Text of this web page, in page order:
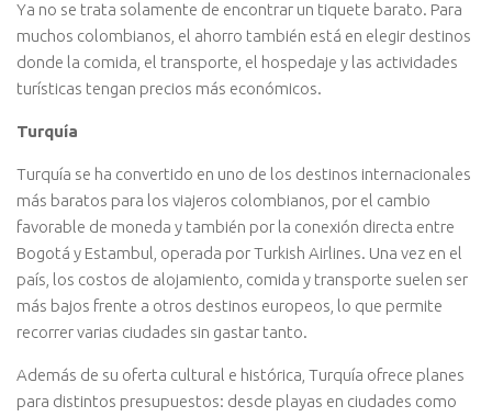
Ya no se trata solamente de encontrar un tiquete barato. Para
muchos colombianos, el ahorro también está en elegir destinos
donde la comida, el transporte, el hospedaje y las actividades
turísticas tengan precios más económicos.
Turquía
Turquía se ha convertido en uno de los destinos internacionales
más baratos para los viajeros colombianos, por el cambio
favorable de moneda y también por la conexión directa entre
Bogotá y Estambul, operada por Turkish Airlines. Una vez en el
país, los costos de alojamiento, comida y transporte suelen ser
más bajos frente a otros destinos europeos, lo que permite
recorrer varias ciudades sin gastar tanto.
Además de su oferta cultural e histórica, Turquía ofrece planes
para distintos presupuestos: desde playas en ciudades como